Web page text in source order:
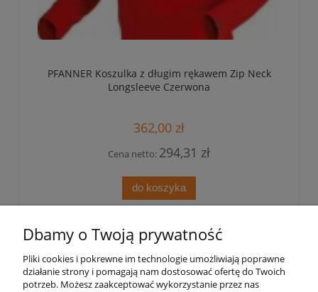
PFANNER Koszulka z długim rękawem Zip Neck
Longsleeve Czerwona
362,00 zł
Cena netto: 294,31 zł
do koszyka
Pomoc
Strefa treści
Dbamy o Twoją prywatność
Pliki cookies i pokrewne im technologie umożliwiają poprawne
działanie strony i pomagają nam dostosować ofertę do Twoich
potrzeb. Możesz zaakceptować wykorzystanie przez nas